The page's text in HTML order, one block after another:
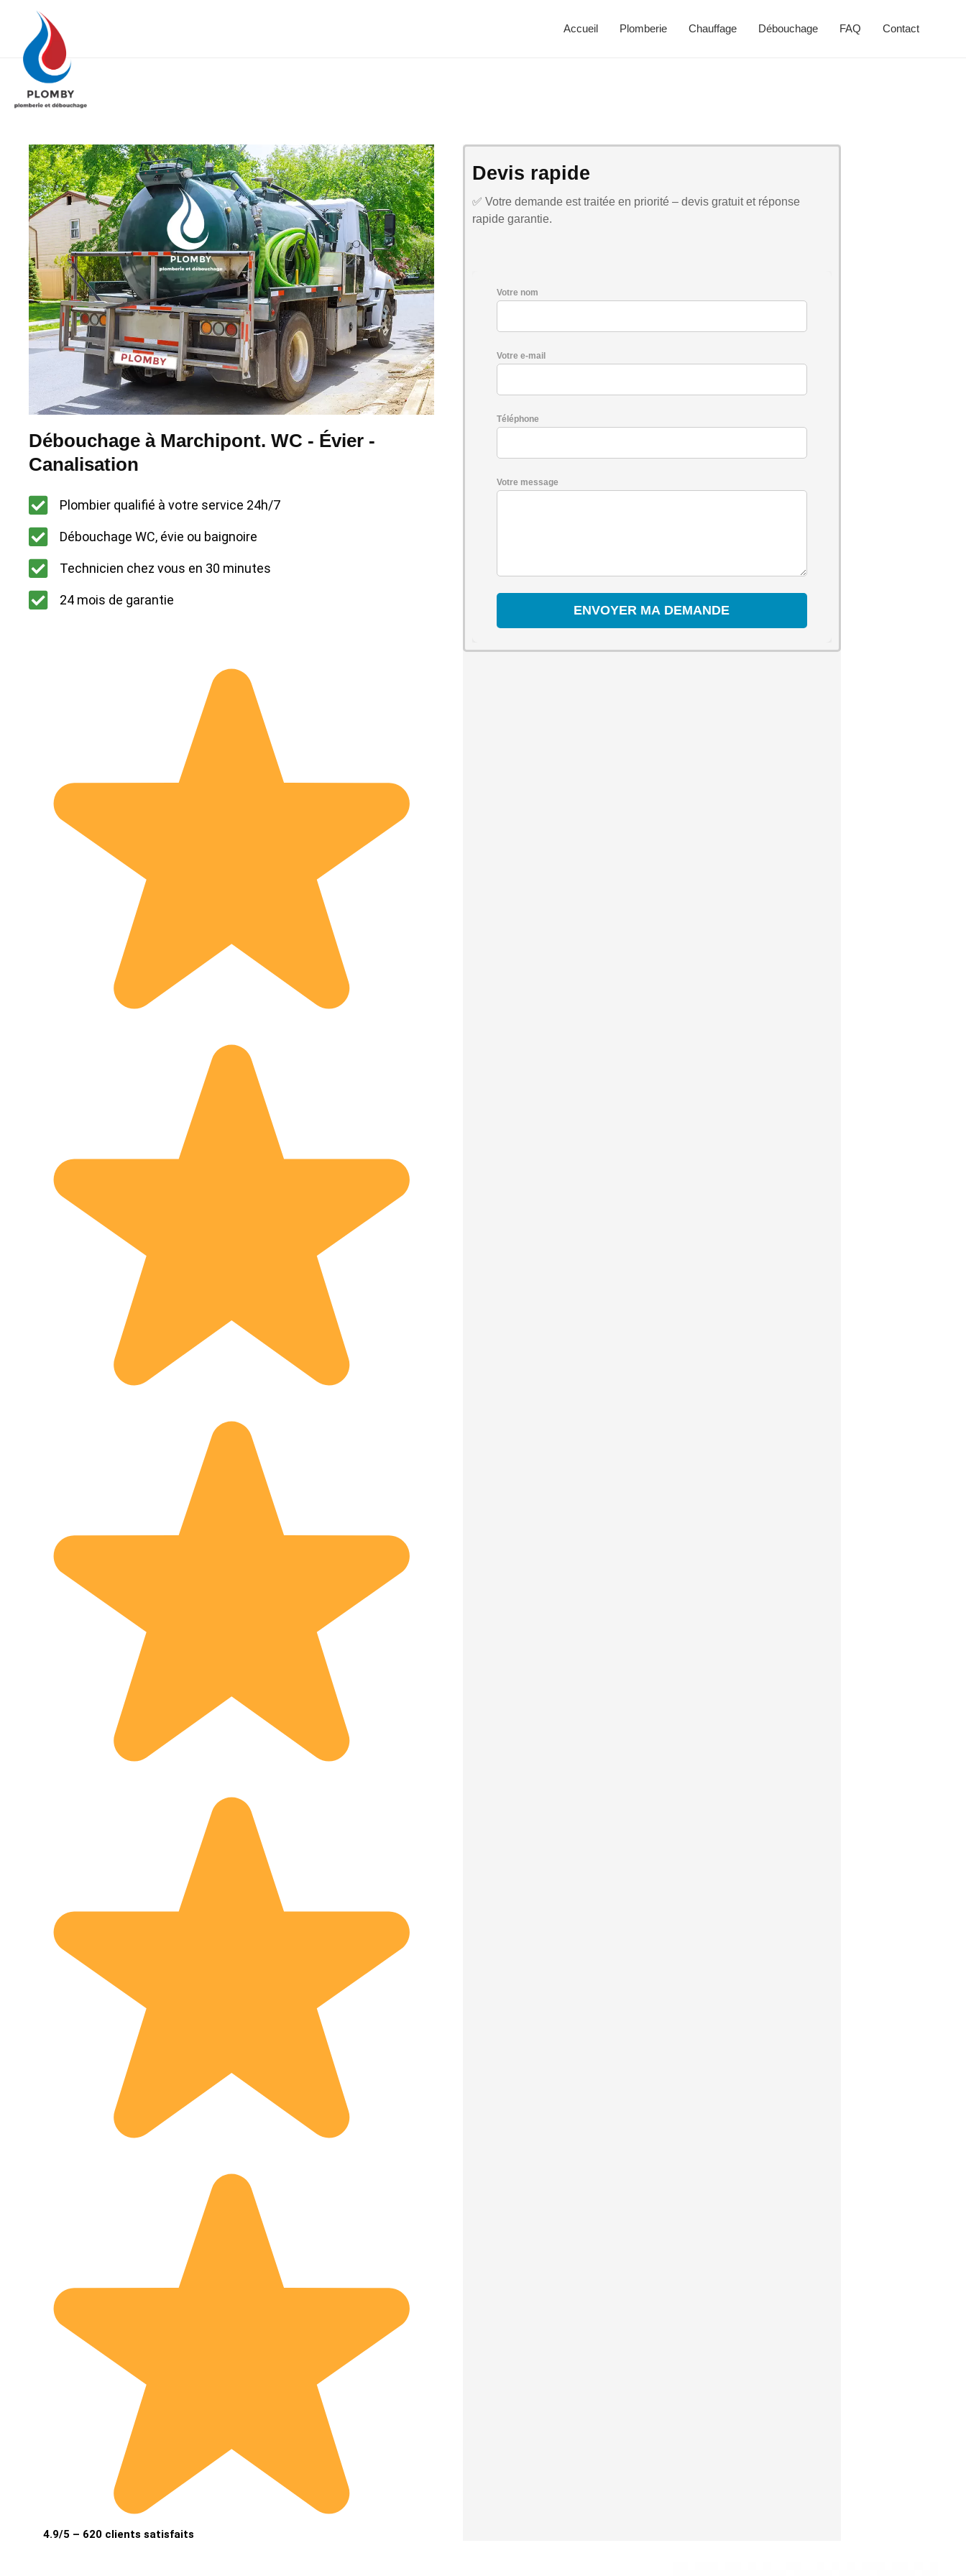
Accueil Plomberie Chauffage Débouchage FAQ Contact
Débouchage à Marchipont. WC - Évier -
Canalisation
Plombier qualifié à votre service 24h/7
Débouchage WC, évie ou baignoire
Technicien chez vous en 30 minutes
24 mois de garantie
4.9/5 – 620 clients satisfaits
Devis rapide
✅ Votre demande est traitée en priorité – devis gratuit et réponse
rapide garantie.
Votre nom
Votre e-mail
Téléphone
Votre message